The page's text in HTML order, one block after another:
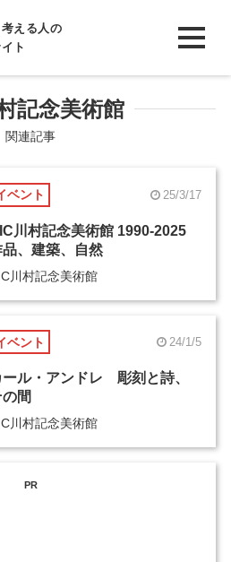
える人の
ト
記念美術館
関連記事
ベント 25/3/17
川村記念美術館 1990-2025
品、建築、自然
川村記念美術館
ベント 24/1/5
ール・アンドレ 彫刻と詩、
の間
川村記念美術館
PR